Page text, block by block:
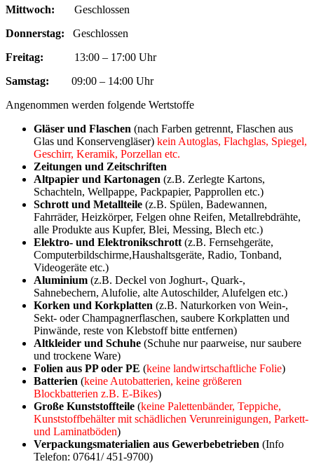
Mittwoch: Geschlossen
Donnerstag: Geschlossen
Freitag: 13:00 – 17:00 Uhr
Samstag:
09:00 – 14:00 Uhr
Angenommen werden folgende Wertstoffe
Gläser und Flaschen (nach Farben getrennt, Flaschen aus
Glas und Konservengläser) kein Autoglas, Flachglas, Spiegel,
Geschirr, Keramik, Porzellan etc.
Zeitungen und Zeitschriften
Altpapier und Kartonagen (z.B. Zerlegte Kartons,
Schachteln, Wellpappe, Packpapier, Papprollen etc.)
Schrott und Metallteile (z.B. Spülen, Badewannen,
Fahrräder, Heizkörper, Felgen ohne Reifen, Metallrebdrähte,
alle Produkte aus Kupfer, Blei, Messing, Blech etc.)
Elektro- und Elektronikschrott (z.B. Fernsehgeräte,
Computerbildschirme,Haushaltsgeräte, Radio, Tonband,
Videogeräte etc.)
Aluminium (z.B. Deckel von Joghurt-, Quark-,
Sahnebechern, Alufolie, alte Autoschilder, Alufelgen etc.)
Korken und Korkplatten (z.B. Naturkorken von Wein-,
Sekt- oder Champagnerflaschen, saubere Korkplatten und
Pinwände, reste von Klebstoff bitte entfernen)
Altkleider und Schuhe (Schuhe nur paarweise, nur saubere
und trockene Ware)
Folien aus PP oder PE (keine landwirtschaftliche Folie)
Batterien (keine Autobatterien, keine größeren
Blockbatterien z.B. E-Bikes)
Große Kunststoffteile (keine Palettenbänder, Teppiche,
Kunststoffbehälter mit schädlichen Verunreinigungen, Parkett-
und Laminatböden)
Verpackungsmaterialien aus Gewerbebetrieben (Info
Telefon: 07641/ 451-9700)